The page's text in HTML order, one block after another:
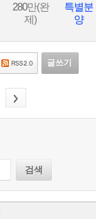
280만(완
제)
특별분
양
글쓰기